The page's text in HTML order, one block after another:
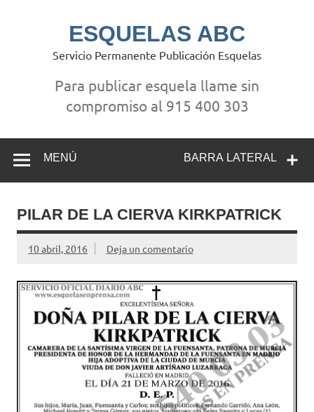
ESQUELAS ABC
Servicio Permanente Publicación Esquelas
Para publicar esquela llame sin
compromiso al 915 400 303
BARRA LATERAL
MENÚ
PILAR DE LA CIERVA KIRKPATRICK
10 abril, 2016 Deja un comentario